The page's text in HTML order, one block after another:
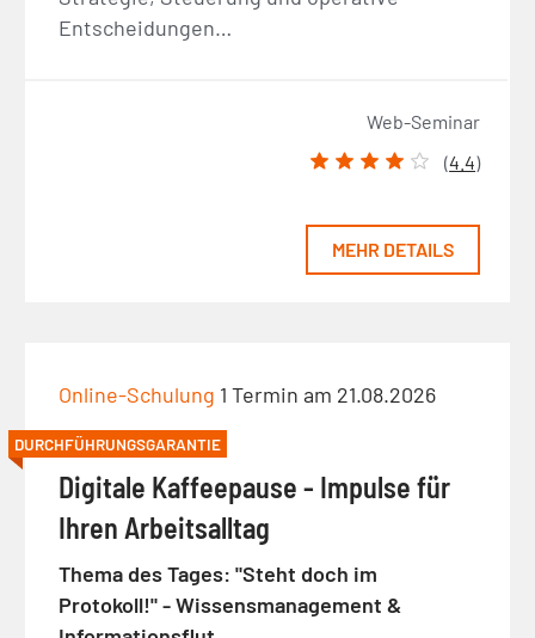
Entscheidungen…
Web-Seminar
(4.4)
MEHR DETAILS
Online-Schulung 1 Termin am 21.08.2026
DURCHFÜHRUNGSGARANTIE
Digitale Kaffeepause - Impulse für
Ihren Arbeitsalltag
Thema des Tages: "Steht doch im
Protokoll!" - Wissensmanagement &